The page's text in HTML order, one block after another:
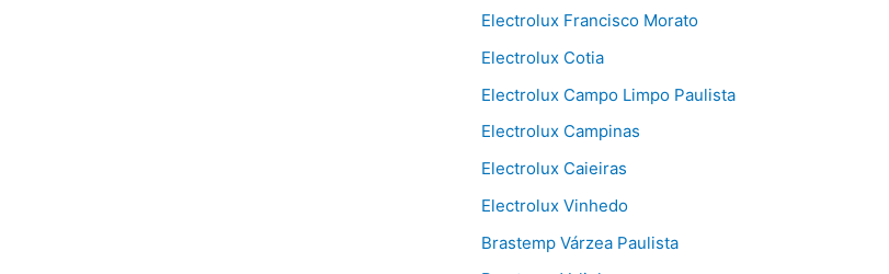
Electrolux Francisco Morato
Electrolux Cotia
Electrolux Campo Limpo Paulista
Electrolux Campinas
Electrolux Caieiras
Electrolux Vinhedo
Brastemp Várzea Paulista